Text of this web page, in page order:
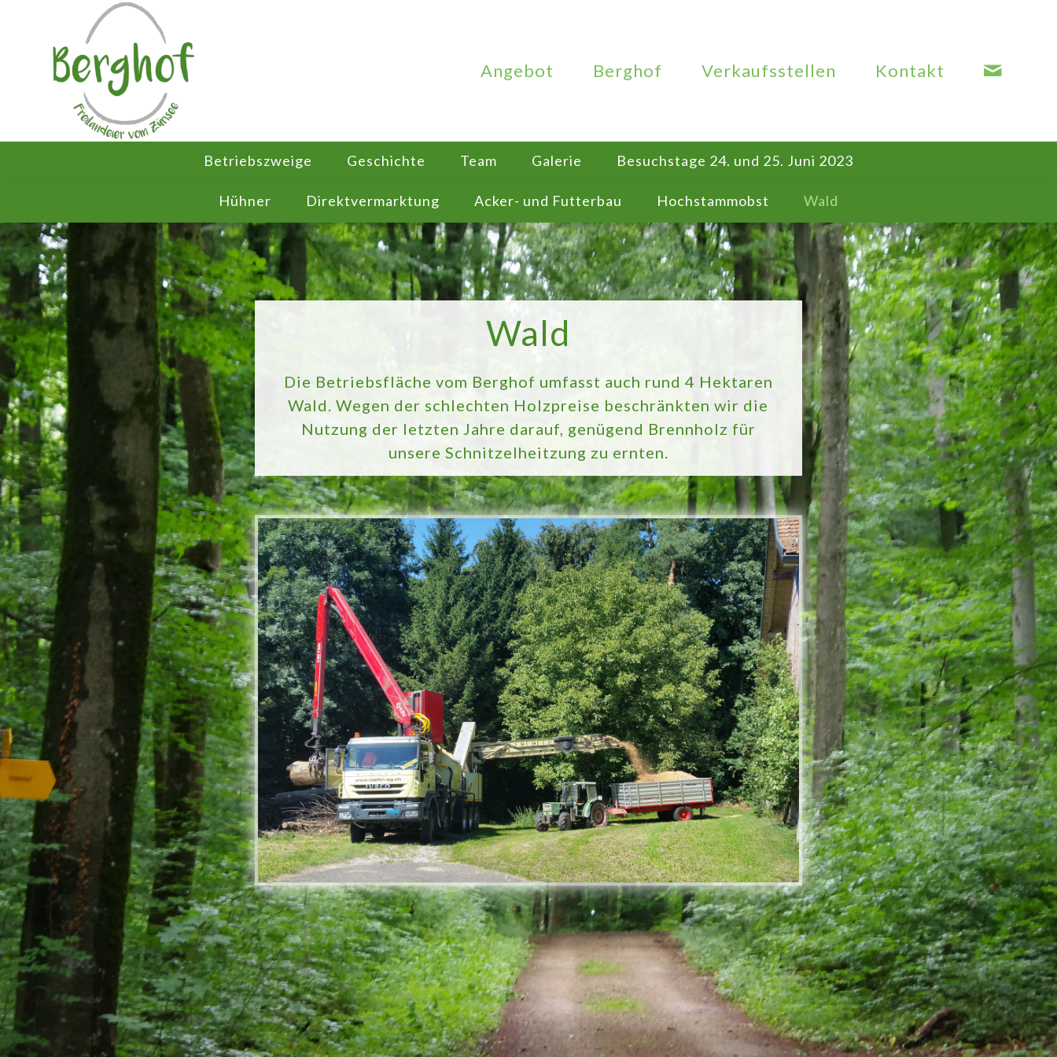
Angebot Berghof Verkaufsstellen Kontakt
Betriebszweige Geschichte Team Galerie Besuchstage 24. und 25. Juni 2023
Hühner Direktvermarktung Acker- und Futterbau Hochstammobst Wald
Wald
Die Betriebsfläche vom Berghof umfasst auch rund 4 Hektaren
Wald. Wegen der schlechten Holzpreise beschränkten wir die
Nutzung der letzten Jahre darauf, genügend Brennholz für
unsere Schnitzelheitzung zu ernten.